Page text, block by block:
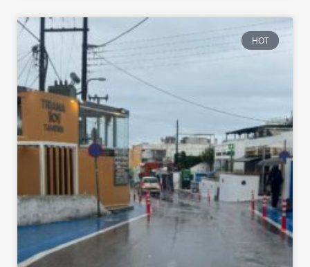
HOT